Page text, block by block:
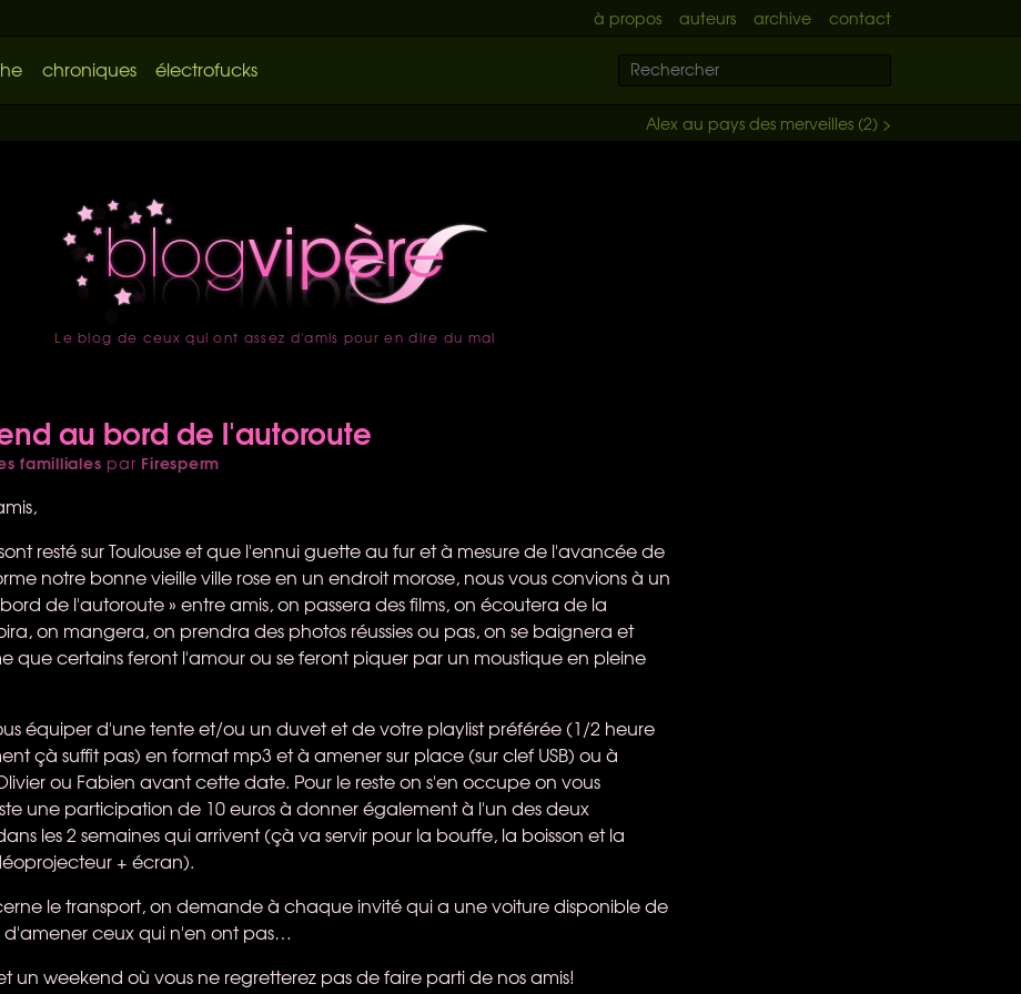
à propos auteurs archive contact
chroniques électrofucks
Alex au pays des merveilles (2) >
accueil
Le blog de ceux qui ont assez d'amis pour en dire du mal
au bord de l'autoroute
familliales par Firesperm
resté sur Toulouse et que l'ennui guette au fur et à mesure de l'avancée de
notre bonne vieille ville rose en un endroit morose, nous vous convions à un
de l'autoroute » entre amis, on passera des films, on écoutera de la
on mangera, on prendra des photos réussies ou pas, on se baignera et
que certains feront l'amour ou se feront piquer par un moustique en pleine
équiper d'une tente et/ou un duvet et de votre playlist préférée (1/2 heure
çà suffit pas) en format mp3 et à amener sur place (sur clef USB) ou à
ou Fabien avant cette date. Pour le reste on s'en occupe on vous
une participation de 10 euros à donner également à l'un des deux
les 2 semaines qui arrivent (çà va servir pour la bouffe, la boisson et la
+ écran).
le transport, on demande à chaque invité qui a une voiture disponible de
d'amener ceux qui n'en ont pas…
un weekend où vous ne regretterez pas de faire parti de nos amis!